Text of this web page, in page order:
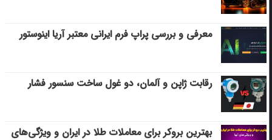
معرفی و بررسی پراپ فرم ایرانی معتبر آریا اینوستور
رقابت ژاپن و آلمان، دو غول ساخت سنسور فشار
بهترین بروکر برای معاملات طلا در ایران و ویژگی‌های